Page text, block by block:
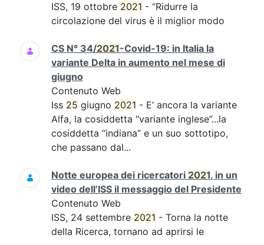
ISS, 19 ottobre 2021 - “Ridurre la
circolazione del virus è il miglior modo
CS N° 34/2021-Covid-19: in Italia la
variante Delta in aumento nel mese di
giugno
Contenuto Web
Iss 25 giugno 2021 - E’ ancora la variante
Alfa, la cosiddetta “variante inglese”...la
cosiddetta “indiana” e un suo sottotipo,
che passano dal...
Notte europea dei ricercatori 2021, in un
video dell’ISS il messaggio del Presidente
Contenuto Web
ISS, 24 settembre 2021 - Torna la notte
della Ricerca, tornano ad aprirsi le